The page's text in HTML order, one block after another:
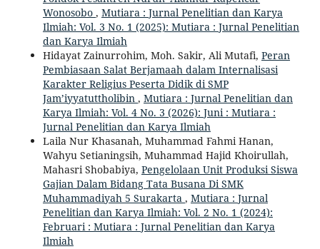
Wonosobo , Mutiara : Jurnal Penelitian dan Karya
Ilmiah: Vol. 3 No. 1 (2025): Mutiara : Jurnal Penelitian
dan Karya Ilmiah
Hidayat Zainurrohim, Moh. Sakir, Ali Mutafi, Peran
Pembiasaan Salat Berjamaah dalam Internalisasi
Karakter Religius Peserta Didik di SMP
Jam’iyyatuttholibin , Mutiara : Jurnal Penelitian dan
Karya Ilmiah: Vol. 4 No. 3 (2026): Juni : Mutiara :
Jurnal Penelitian dan Karya Ilmiah
Laila Nur Khasanah, Muhammad Fahmi Hanan,
Wahyu Setianingsih, Muhammad Hajid Khoirullah,
Mahasri Shobabiya, Pengelolaan Unit Produksi Siswa
Gajian Dalam Bidang Tata Busana Di SMK
Muhammadiyah 5 Surakarta , Mutiara : Jurnal
Penelitian dan Karya Ilmiah: Vol. 2 No. 1 (2024):
Februari : Mutiara : Jurnal Penelitian dan Karya
Ilmiah